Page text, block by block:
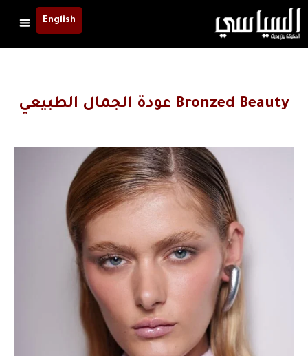
English
Bronzed Beauty عودة الجمال الطبيعي